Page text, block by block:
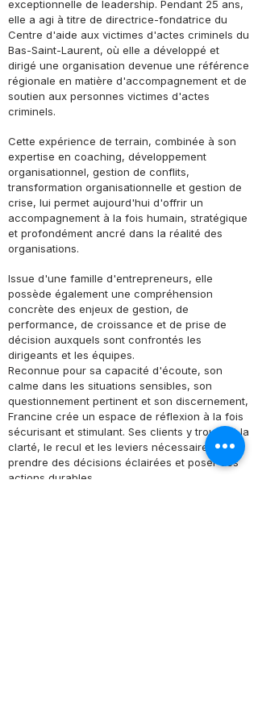
exceptionnelle de leadership. Pendant 25 ans,
elle a agi à titre de directrice-fondatrice du
Centre d'aide aux victimes d'actes criminels du
Bas-Saint-Laurent, où elle a développé et
dirigé une organisation devenue une référence
régionale en matière d'accompagnement et de
soutien aux personnes victimes d'actes
criminels.
Cette expérience de terrain, combinée à son
expertise en coaching, développement
organisationnel, gestion de conflits,
transformation organisationnelle et gestion de
crise, lui permet aujourd'hui d'offrir un
accompagnement à la fois humain, stratégique
et profondément ancré dans la réalité des
organisations.
Issue d'une famille d'entrepreneurs, elle
possède également une compréhension
concrète des enjeux de gestion, de
performance, de croissance et de prise de
décision auxquels sont confrontés les
dirigeants et les équipes.
Reconnue pour sa capacité d'écoute, son
calme dans les situations sensibles, son
questionnement pertinent et son discernement,
Francine crée un espace de réflexion à la fois
sécurisant et stimulant. Ses clients y trouvent la
clarté, le recul et les leviers nécessaires pour
prendre des décisions éclairées et poser des
actions durables.